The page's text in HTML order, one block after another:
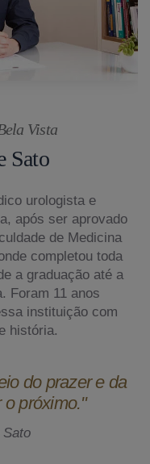
Vista
Sato
urologista e
após ser aprovado
de Medicina
completou toda
a graduação até a
Foram 11 anos
instituição com
história.
do prazer e da
o próximo."